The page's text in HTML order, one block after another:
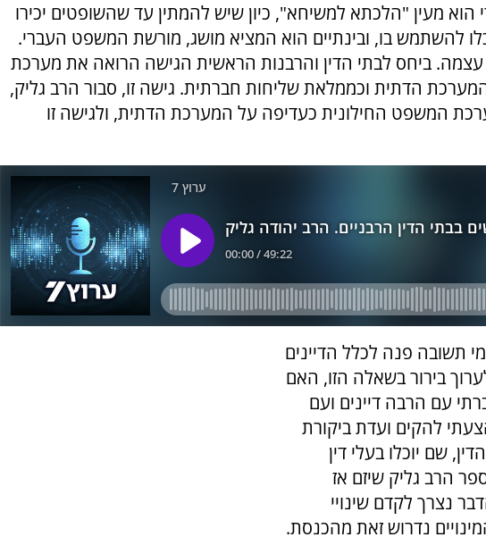
מעין "הלכתא למשיחא", כיון שיש להמתין עד שהשופטים יכירו
להשתמש בו, ובינתיים הוא המציא מושג, מורשת המשפט העברי.
ביחס לבתי הדין והרבנות הראשית הגישה הרואה את מערכת
הדתית וכממלאת שליחות חברתית. גישה זו, סבור הרב גליק,
המשפט החילונית כעדיפה על המערכת הדתית, ולגישה זו
תשובה פנה לכלל הדיינים
בירור בשאלה הזו, האם
עם הרבה דיינים ועם
להקים ועדת ביקורת
שם יוכלו בעלי דין
הרב גליק שיזם אז
נצרך לקדם שינויי
נדרוש זאת מהכנסת.